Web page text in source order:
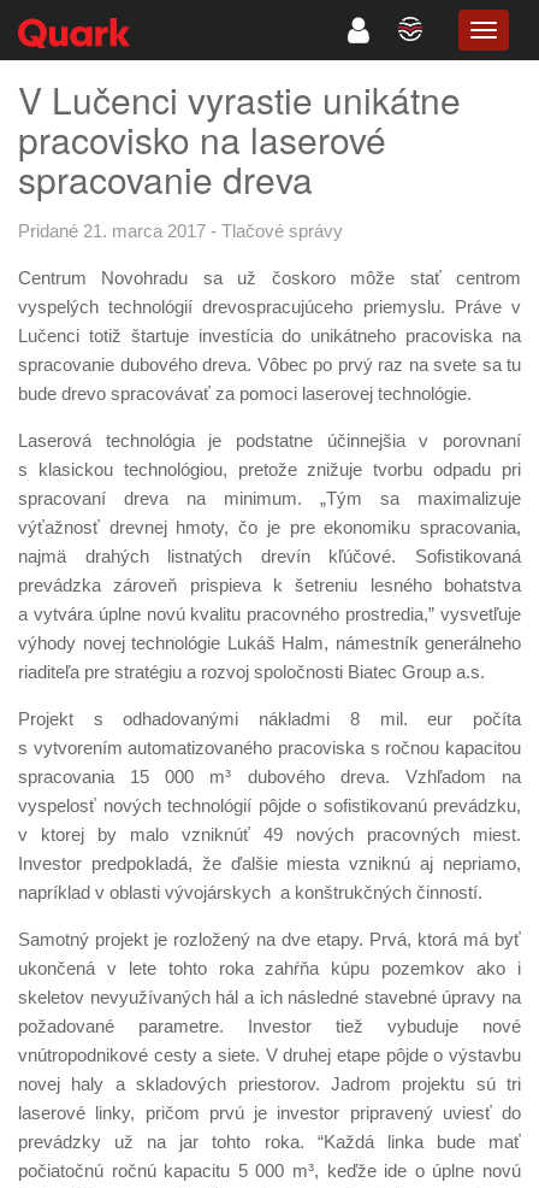
V Lučenci vyrastie unikátne
pracovisko na laserové
spracovanie dreva
Pridané 21. marca 2017 - Tlačové správy
Centrum Novohradu sa už čoskoro môže stať centrom
vyspelých technológií drevospracujúceho priemyslu. Práve v
Lučenci totiž štartuje investícia do unikátneho pracoviska na
spracovanie dubového dreva. Vôbec po prvý raz na svete sa tu
bude drevo spracovávať za pomoci laserovej technológie.
Laserová technológia je podstatne účinnejšia v porovnaní
s klasickou technológiou, pretože znižuje tvorbu odpadu pri
spracovaní dreva na minimum. „Tým sa maximalizuje
výťažnosť drevnej hmoty, čo je pre ekonomiku spracovania,
najmä drahých listnatých drevín kľúčové. Sofistikovaná
prevádzka zároveň prispieva k šetreniu lesného bohatstva
a vytvára úplne novú kvalitu pracovného prostredia,” vysvetľuje
výhody novej technológie Lukáš Halm, námestník generálneho
riaditeľa pre stratégiu a rozvoj spoločnosti Biatec Group a.s.
Projekt s odhadovanými nákladmi 8 mil. eur počíta
s vytvorením automatizovaného pracoviska s ročnou kapacitou
spracovania 15 000 m³ dubového dreva. Vzhľadom na
vyspelosť nových technológií pôjde o sofistikovanú prevádzku,
v ktorej by malo vzniknúť 49 nových pracovných miest.
Investor predpokladá, že ďalšie miesta vzniknú aj nepriamo,
napríklad v oblasti vývojárskych a konštrukčných činností.
Samotný projekt je rozložený na dve etapy. Prvá, ktorá má byť
ukončená v lete tohto roka zahŕňa kúpu pozemkov ako i
skeletov nevyužívaných hál a ich následné stavebné úpravy na
požadované parametre. Investor tiež vybuduje nové
vnútropodnikové cesty a siete. V druhej etape pôjde o výstavbu
novej haly a skladových priestorov. Jadrom projektu sú tri
laserové linky, pričom prvú je investor pripravený uviesť do
prevádzky už na jar tohto roka. “Každá linka bude mať
počiatočnú ročnú kapacitu 5 000 m³, keďže ide o úplne novú